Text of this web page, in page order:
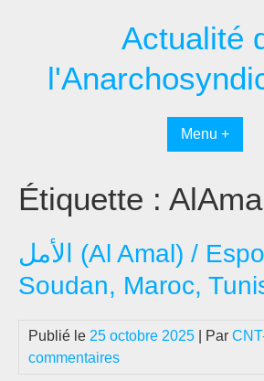
Actualité
Menu +
Étiquette :
الأمل (Al Amal) / Espoir #5 :
Soudan, Maroc,
Publié le 25 octobre 2025 | Par
commentaires